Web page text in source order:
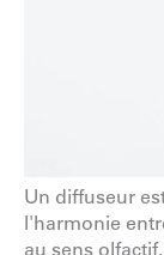
Un diffuseur
l'harmonie
au sens olfactif.